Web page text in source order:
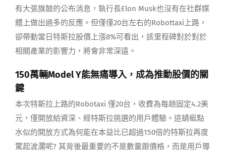
有大張旗鼓的公布消息，執行長Elon Musk也沒有在社群媒
體上做出過多的反應。但僅僅20台左右的Robottaxi上路，
卻帶動當日特斯拉股價上漲8%可看出，該里程碑對於對於
相關產業的影響力，將會非常深遠。
150萬輛Model Y能無痛導入，成為推動股價的關
鍵
本次特斯拉上路的Robotaxi 僅20台，收費為每趟固定4.2美
元，僅開放給資深、經特斯拉挑選的用戶體驗。這蜻蜓點
水似的開放方式為何能在本益比已超過150倍的特斯拉再度
驚起波瀾呢? 其背後最重要的不是數量跟價格，而是用戶導